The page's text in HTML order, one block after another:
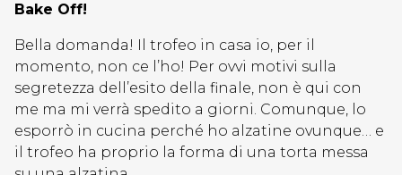
Bake Off!
Bella domanda! Il trofeo in casa io, per il
momento, non ce l’ho! Per ovvi motivi sulla
segretezza dell’esito della finale, non è qui con
me ma mi verrà spedito a giorni. Comunque, lo
esporrò in cucina perché ho alzatine ovunque… e
il trofeo ha proprio la forma di una torta messa